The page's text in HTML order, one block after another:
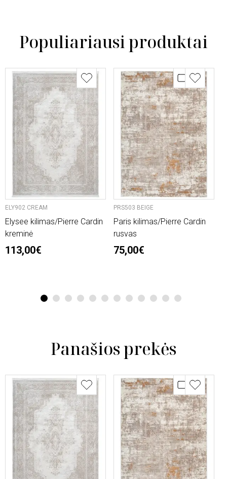
Populiariausi produktai
ELY902 CREAM
Elysee kilimas/Pierre Cardin
kreminė
113,00€
PRS503 BEIGE
Paris kilimas/Pierre Cardin
rusvas
75,00€
10 11 12
Panašios prekės